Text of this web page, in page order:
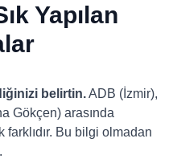
Yapılan
belirtin.ADB (İzmir),
Gökçen) arasında
Bu bilgi olmadan